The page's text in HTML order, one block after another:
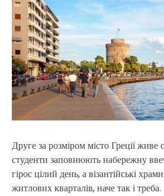
Друге за розміром місто Греції живе
студенти заповнюють набережну
гірос цілий день, а візантійські
житлових кварталів, наче так і треба.